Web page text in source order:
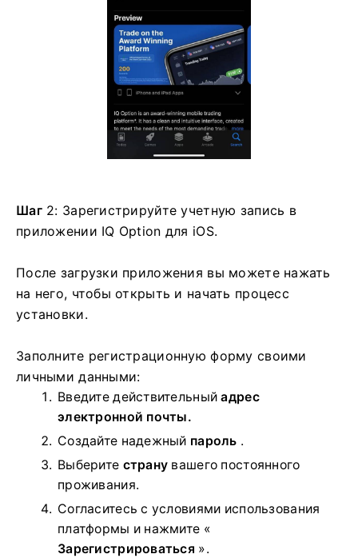
Шаг2: Зарегистрируйте учетную запись в
приложении IQ Option для iOS.
После загрузки приложения вы можете нажать
на него, чтобы открыть и начать процесс
установки.
Заполните регистрационную форму своими
личными данными:
Введите действительныйадрес
электронной почты.
Создайте надежный пароль .
Выберите страну вашего постоянного
проживания.
Согласитесь с условиями использования
платформы и нажмите «
Зарегистрироваться ».